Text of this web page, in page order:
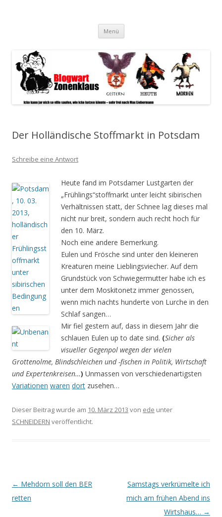
spiegeln im wesentlichen den Gesundheitszustand dieser unserer
Menü Zum
springen
Der Holländische Stoffmarkt in Potsdam
Schreibe eine Antwort
Heute fand im Potsdamer Lustgarten der
„Frühlings“stoffmarkt unter leicht sibirischen
Verhältnissen statt, der Schnee lag dieses mal
nicht nur breit, sondern auch recht hoch für
den 10. März.
Noch eine andere Bemerkung.
Eulen und Frösche sind unter den kleineren
Kreaturen meine Lieblingsviecher. Auf dem
Grundstück von Schwiegermutter habe ich es
unter dem Moskitonetz immer genossen,
wenn mich nachts hunderte von Lurche in den
Schlaf sangen…
Mir fiel gestern auf, dass in diesem Jahr die
schlauen Eulen up to date sind. (Sicher als
visueller Gegenpol wegen der vielen
Grottenolme, Blindschleichen und -fischen in Politik, Wirtschaft
und Expertenkreisen…) Unmassen von verschiedenartigsten
Variationen waren dort zusehen…
Dieser Beitrag wurde am 10. März 2013 von ede unter
SCHNEIDERN veröffentlicht.
Beitrags-
Navigation
← Mehdorn soll den BER
retten
Samstags verkrümelte ich
mich am frühen Abend ins
Wirtshaus… →